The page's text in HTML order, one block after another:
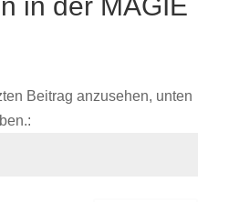
Beitrag anzusehen, unten